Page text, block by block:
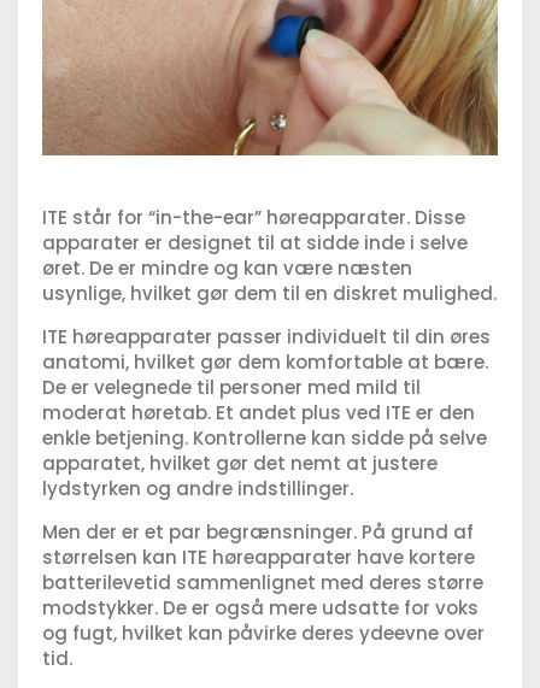
ITE står for “in-the-ear” høreapparater. Disse
apparater er designet til at sidde inde i selve
øret. De er mindre og kan være næsten
usynlige, hvilket gør dem til en diskret mulighed.
ITE høreapparater passer individuelt til din øres
anatomi, hvilket gør dem komfortable at bære.
De er velegnede til personer med mild til
moderat høretab. Et andet plus ved ITE er den
enkle betjening. Kontrollerne kan sidde på selve
apparatet, hvilket gør det nemt at justere
lydstyrken og andre indstillinger.
Men der er et par begrænsninger. På grund af
størrelsen kan ITE høreapparater have kortere
batterilevetid sammenlignet med deres større
modstykker. De er også mere udsatte for voks
og fugt, hvilket kan påvirke deres ydeevne over
tid.